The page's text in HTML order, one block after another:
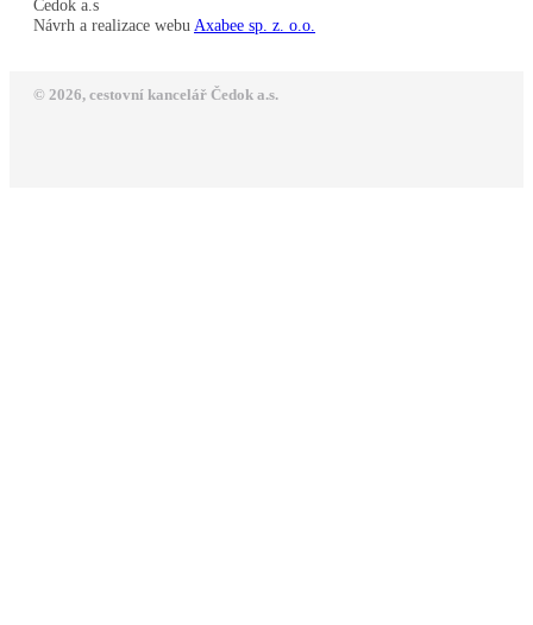
Čedok a.s
Návrh a realizace webu Axabee sp. z. o.o.
© 2026, cestovní kancelář Čedok a.s.